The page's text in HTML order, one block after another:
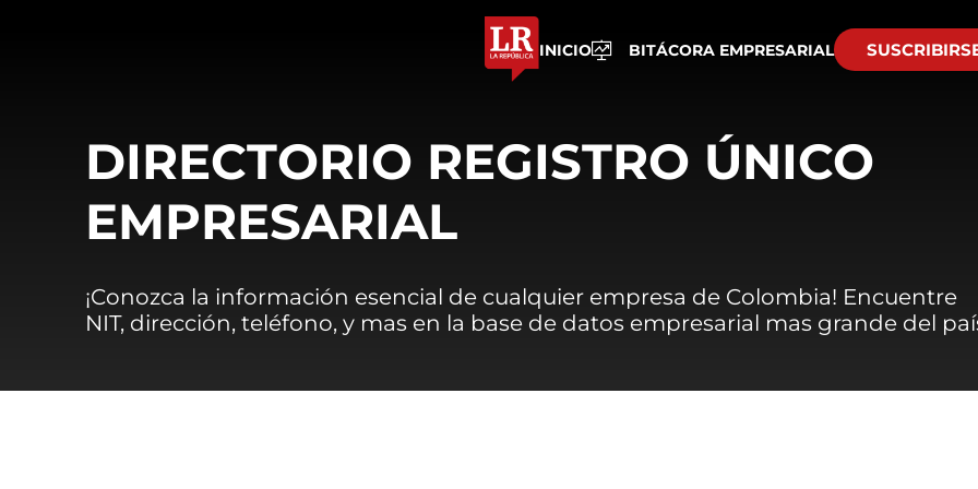
INICIO BITÁCORA EMPRESARIAL
DIRECTORIO REGISTRO ÚNICO
EMPRESARIAL
¡Conozca la información esencial de cualquier empresa de Colombia! Encuentre
NIT, dirección, teléfono, y mas en la base de datos empresarial mas grande del